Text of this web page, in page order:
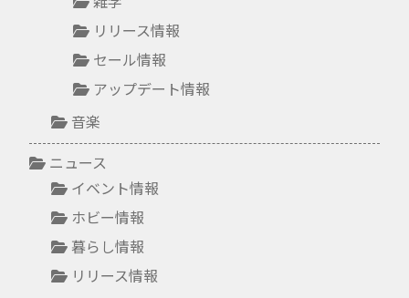
リリース情報
セール情報
アップデート情報
音楽
ニュース
イベント情報
ホビー情報
暮らし情報
リリース情報